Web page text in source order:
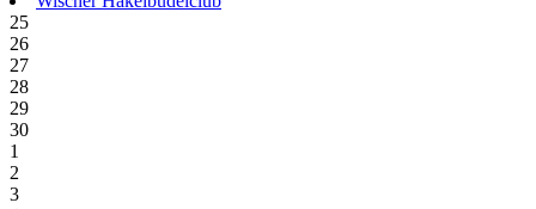
25
26
27
28
29
30
1
2
3